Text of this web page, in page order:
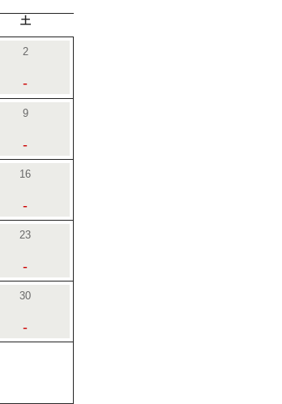
土
2
-
9
-
16
-
23
-
30
-